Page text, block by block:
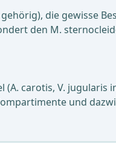
die gewisse
den M.
carotis, V. jugularis
und